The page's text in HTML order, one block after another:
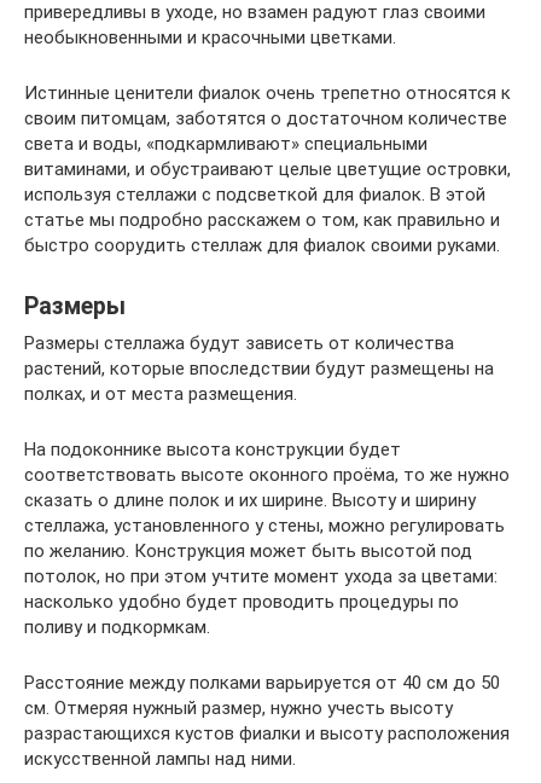
привередливы в уходе, но взамен радуют глаз своими
необыкновенными и красочными цветками.
Истинные ценители фиалок очень трепетно относятся к
своим питомцам, заботятся о достаточном количестве
света и воды, «подкармливают» специальными
витаминами, и обустраивают целые цветущие островки,
используя стеллажи с подсветкой для фиалок. В этой
статье мы подробно расскажем о том, как правильно и
быстро соорудить стеллаж для фиалок своими руками.
Размеры
Размеры стеллажа будут зависеть от количества
растений, которые впоследствии будут размещены на
полках, и от места размещения.
На подоконнике высота конструкции будет
соответствовать высоте оконного проёма, то же нужно
сказать о длине полок и их ширине. Высоту и ширину
стеллажа, установленного у стены, можно регулировать
по желанию. Конструкция может быть высотой под
потолок, но при этом учтите момент ухода за цветами:
насколько удобно будет проводить процедуры по
поливу и подкормкам.
Расстояние между полками варьируется от 40 см до 50
см. Отмеряя нужный размер, нужно учесть высоту
разрастающихся кустов фиалки и высоту расположения
искусственной лампы над ними.